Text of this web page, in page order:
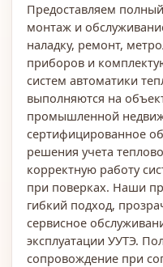
Предоставляем
монтаж и
наладку, ремонт,
приборов и
систем автоматики
выполняются на
промышленной
сертифицированное
решения учета
корректную работу
при поверках. Наши
гибкий подход,
сервисное
эксплуатации УУТЭ.
сопровождение при